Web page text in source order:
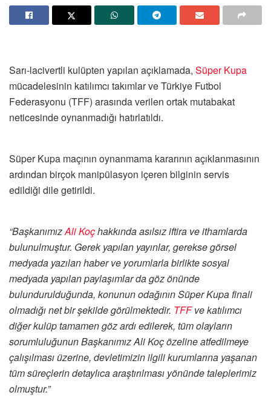
Sarı-lacivertli kulüpten yapılan açıklamada, Süper Kupa
mücadelesinin katılımcı takımlar ve Türkiye Futbol
Federasyonu (TFF) arasında verilen ortak mutabakat
neticesinde oynanmadığı hatırlatıldı.
Süper Kupa maçının oynanmama kararının açıklanmasının
ardından birçok manipülasyon içeren bilginin servis
edildiği dile getirildi.
“BaşkanımızAli Koçhakkında asılsız iftira ve ithamlarda
bulunulmuştur. Gerek yapılan yayınlar, gerekse görsel
medyada yazılan haber ve yorumlarla birlikte sosyal
medyada yapılan paylaşımlar da göz önünde
bulundurulduğunda, konunun odağının Süper Kupa finali
olmadığı net bir şekilde görülmektedir. TFFve katılımcı
diğer kulüp tamamen göz ardı edilerek, tüm olayların
sorumluluğunun Başkanımız Ali Koç özeline atfedilmeye
çalışılması üzerine, devletimizin ilgili kurumlarına yaşanan
tüm süreçlerin detaylıca araştırılması yönünde taleplerimiz
olmuştur.”